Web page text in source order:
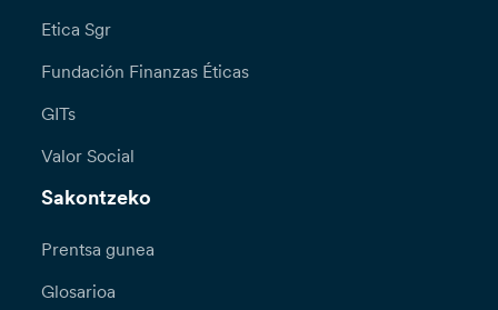
Etica Sgr
Fundación Finanzas Éticas
GITs
Valor Social
Sakontzeko
Prentsa gunea
Glosarioa